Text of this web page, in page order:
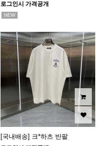
로그인시 가격공개
NEW
[국내배송] 크*하츠 반팔